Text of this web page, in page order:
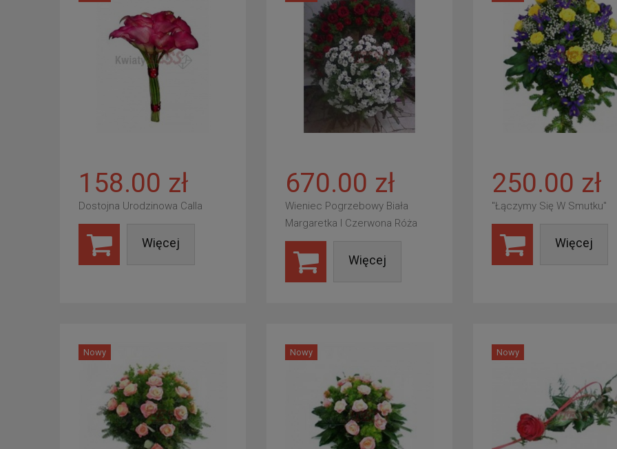
158.00 zł
Dostojna Urodzinowa Calla
Więcej
670.00 zł
Wieniec Pogrzebowy Biała
Margaretka I Czerwona Róża
Więcej
250.00 zł
"Łączymy Się W Smutku"
Więcej
Nowy Nowy Nowy